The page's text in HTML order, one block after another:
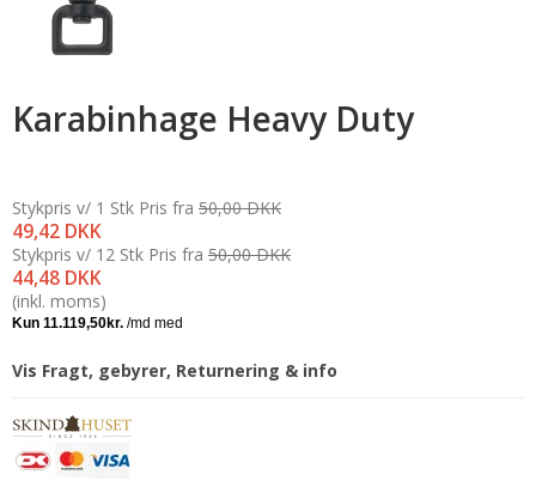
Karabinhage Heavy Duty
Stykpris v/ 1 Stk Pris fra
49,42 DKK
50,00 DKK
Stykpris v/ 12 Stk Pris fra
44,48 DKK
50,00 DKK
(inkl. moms)
Vis Fragt, gebyrer, Returnering & info